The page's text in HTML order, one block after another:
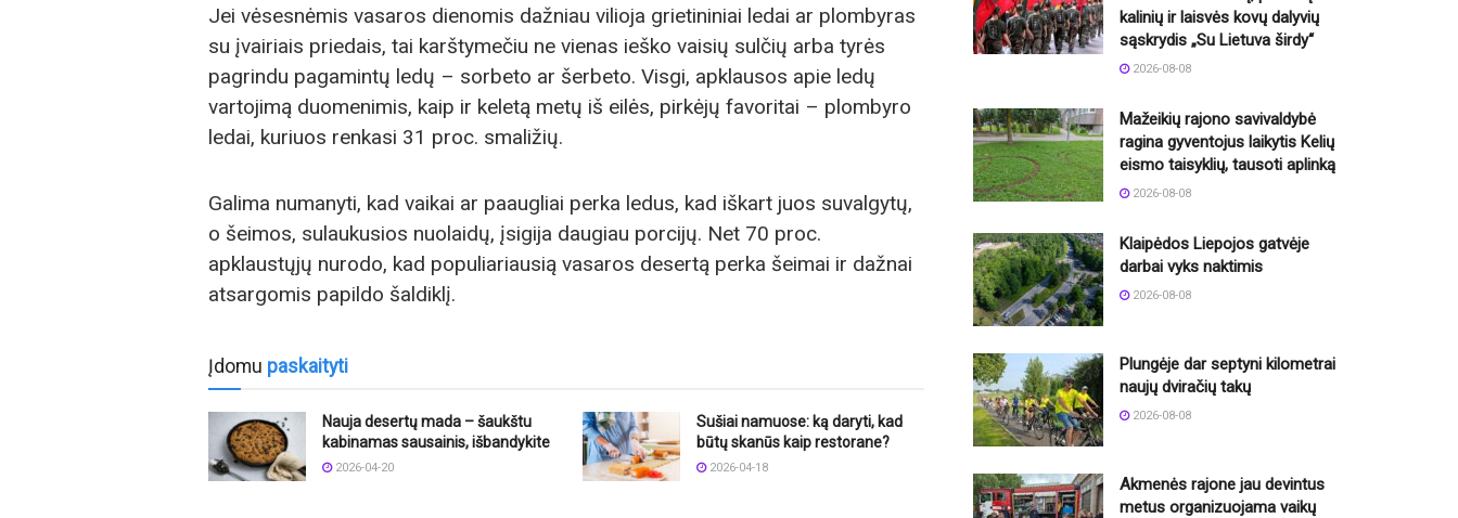
Jei vėsesnėmis vasaros dienomis dažniau vilioja grietininiai ledai ar plombyras
su įvairiais priedais, tai karštymečiu ne vienas ieško vaisių sulčių arba tyrės
pagrindu pagamintų ledų – sorbeto ar šerbeto. Visgi, apklausos apie ledų
vartojimą duomenimis, kaip ir keletą metų iš eilės, pirkėjų favoritai – plombyro
ledai, kuriuos renkasi 31 proc. smaližių.
Galima numanyti, kad vaikai ar paaugliai perka ledus, kad iškart juos suvalgytų,
o šeimos, sulaukusios nuolaidų, įsigija daugiau porcijų. Net 70 proc.
apklaustųjų nurodo, kad populiariausią vasaros desertą perka šeimai ir dažnai
atsargomis papildo šaldiklį.
Įdomu paskaityti
Nauja desertų mada – šaukštu
kabinamas sausainis, išbandykite
2026-04-20
Sušiai namuose: ką daryti, kad
būtų skanūs kaip restorane?
2026-04-18
kalinių ir laisvės kovų dalyvių
sąskrydis „Su Lietuva širdy“
2026-08-08
Mažeikių rajono savivaldybė
ragina gyventojus laikytis Kelių
eismo taisyklių, tausoti aplinką
2026-08-08
Klaipėdos Liepojos gatvėje
darbai vyks naktimis
2026-08-08
Plungėje dar septyni kilometrai
naujų dviračių takų
2026-08-08
Akmenės rajone jau devintus
metus organizuojama vaikų